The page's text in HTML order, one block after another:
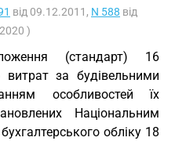
від 09.12.2011, N 588 від
)
(стандарт) 16
витрат за будівельними
особливостей їх
Національним
обліку 18